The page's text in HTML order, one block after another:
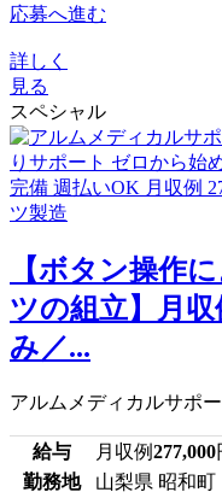
応募へ進む
詳しく
見る
スペシャル
【ボタン操作
ツの組立】月
み／...
アルムメディカルサポ
給与 月収例277,000
勤務地
山梨県 昭和町